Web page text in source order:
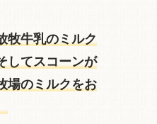
牧牛乳のミルク
してスコーンが
場のミルクをお